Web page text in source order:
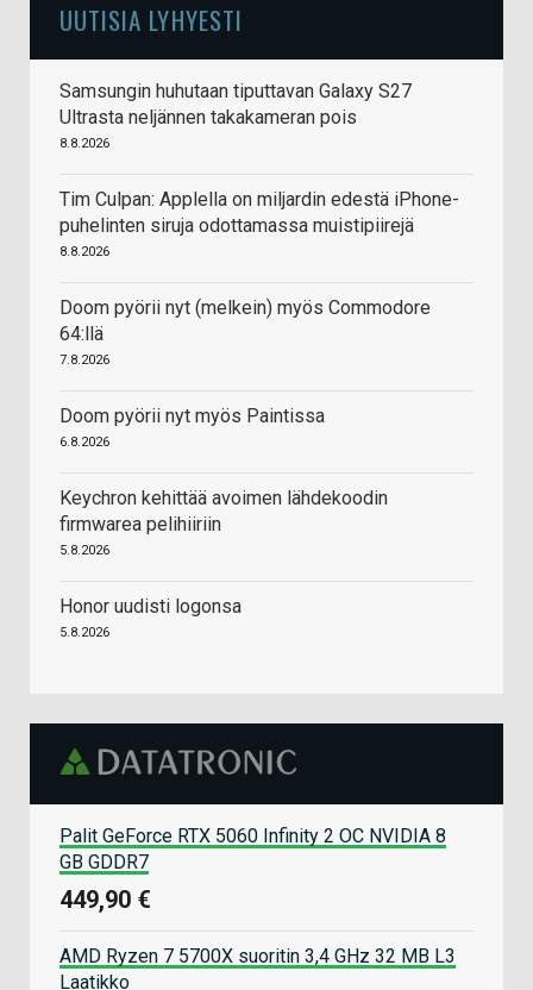
UUTISIA LYHYESTI
Samsungin huhutaan tiputtavan Galaxy S27
Ultrasta neljännen takakameran pois
8.8.2026
Tim Culpan: Applella on miljardin edestä iPhone-
puhelinten siruja odottamassa muistipiirejä
8.8.2026
Doom pyörii nyt (melkein) myös Commodore
64:llä
7.8.2026
Doom pyörii nyt myös Paintissa
6.8.2026
Keychron kehittää avoimen lähdekoodin
firmwarea pelihiiriin
5.8.2026
Honor uudisti logonsa
5.8.2026
Palit GeForce RTX 5060 Infinity 2 OC NVIDIA 8
GB GDDR7
449,90 €
AMD Ryzen 7 5700X suoritin 3,4 GHz 32 MB L3
Laatikko